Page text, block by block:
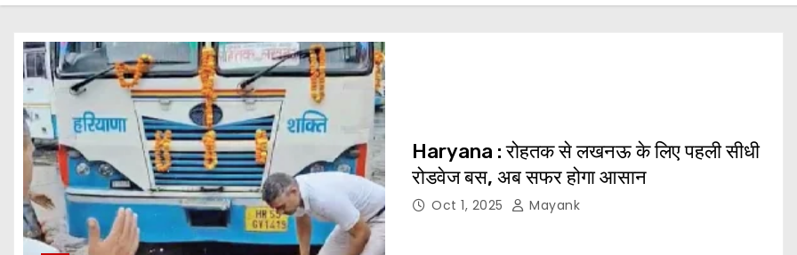
Haryana : रोहतक से लखनऊ के लिए पहली सीधी
रोडवेज बस, अब सफर होगा आसान
Oct 1, 2025 Mayank